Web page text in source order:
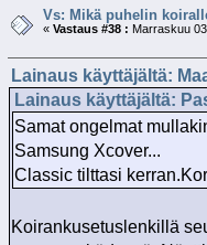
Vs: Mikä puhelin
«Vastaus #38 : Marraskuu
Lainaus käyttäjältä:
Lainaus käyttäjältä:
Samat ongelmat
Samsung Xcover...
Classic tilttasi
Koirankusetuslenkillä